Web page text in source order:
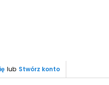
lub Stwórz konto